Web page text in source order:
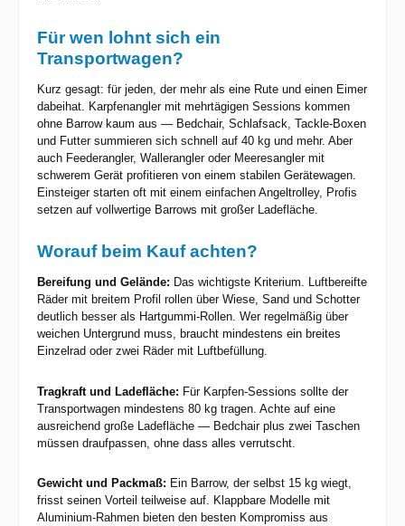
Für wen lohnt sich ein
Transportwagen?
Kurz gesagt: für jeden, der mehr als eine Rute und einen Eimer
dabeihat. Karpfenangler mit mehrtägigen Sessions kommen
ohne Barrow kaum aus — Bedchair, Schlafsack, Tackle-Boxen
und Futter summieren sich schnell auf 40 kg und mehr. Aber
auch Feederangler, Wallerangler oder Meeresangler mit
schwerem Gerät profitieren von einem stabilen Gerätewagen.
Einsteiger starten oft mit einem einfachen Angeltrolley, Profis
setzen auf vollwertige Barrows mit großer Ladefläche.
Worauf beim Kauf achten?
Bereifung und Gelände: Das wichtigste Kriterium. Luftbereifte
Räder mit breitem Profil rollen über Wiese, Sand und Schotter
deutlich besser als Hartgummi-Rollen. Wer regelmäßig über
weichen Untergrund muss, braucht mindestens ein breites
Einzelrad oder zwei Räder mit Luftbefüllung.
Tragkraft und Ladefläche: Für Karpfen-Sessions sollte der
Transportwagen mindestens 80 kg tragen. Achte auf eine
ausreichend große Ladefläche — Bedchair plus zwei Taschen
müssen draufpassen, ohne dass alles verrutscht.
Gewicht und Packmaß: Ein Barrow, der selbst 15 kg wiegt,
frisst seinen Vorteil teilweise auf. Klappbare Modelle mit
Aluminium-Rahmen bieten den besten Kompromiss aus